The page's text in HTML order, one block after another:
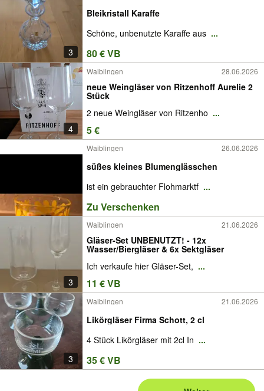
3
Bleikristall Karaffe
Schöne, unbenutzte Karaffe aus ...
80 € VB
4
Waiblingen 28.06.2026
neue Weingläser von Ritzenhoff Aurelie 2
Stück
2 neue Weingläser von Ritzenho ...
5 €
Waiblingen 26.06.2026
süßes kleines Blumenglässchen
ist ein gebrauchter Flohmarktf ...
Zu Verschenken
3
Waiblingen 21.06.2026
Gläser-Set UNBENUTZT! - 12x
Wasser/Biergläser & 6x Sektgläser
Ich verkaufe hier Gläser-Set, ...
11 € VB
3
Waiblingen 21.06.2026
Likörgläser Firma Schott, 2 cl
4 Stück Likörgläser mit 2cl In ...
35 € VB